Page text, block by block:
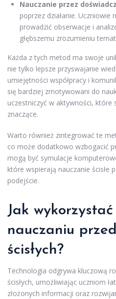
Nauczanie przez
poprzez działanie.
prowadzić obserwacje i
głębszemu zrozumieniu
Każda z tych metod ma swoje
nie tylko lepsze przyswajanie
umiejętności współpracy i
się bardziej zmotywowani do
uczestniczyć w aktywności, które
znaczące.
Warto również zintegrować te
co może dodatkowo wzbogacić
mogą być symulacje
które wspierają nauczanie ścisłe
podejście.
Jak
nauczaniu
ścisłych?
Technologia odgrywa kluczową
ścisłych, umożliwiając uczniom
złożonych informacji oraz